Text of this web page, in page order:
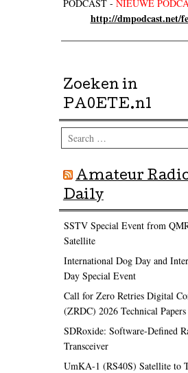
PODCAST - NIEUWE
http://dmpodcast.net/
Zoeken in
PA0ETE.nl
Search
Amateur
Daily
SSTV Special Event from
Satellite
International Dog Day and
Day Special Event
Call for Zero Retries Digital
(ZRDC) 2026 Technical Papers
SDRoxide: Software-Defined
Transceiver
UmKA-1 (RS40S) Satellite to